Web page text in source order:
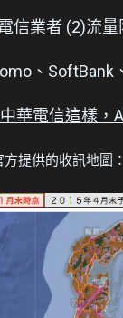
信業者 (2)流
、SoftBank
華電信這樣，
提供的收訊地圖：